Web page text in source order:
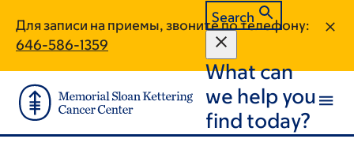
main
content
footer
Для записи на приемы, звоните по телефону:
646-586-1359
Search
What can
we help you
find today?